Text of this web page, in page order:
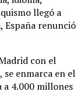
llegó a
España renunció
con el
enmarca en el
a 4.000 millones